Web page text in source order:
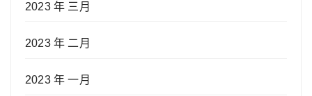
2023 年 三月
2023 年 二月
2023 年 一月